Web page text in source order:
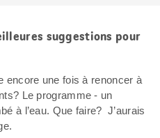
suggestions pour
encore une fois à renoncer à
Le programme - un
à l’eau. Que faire? J’aurais